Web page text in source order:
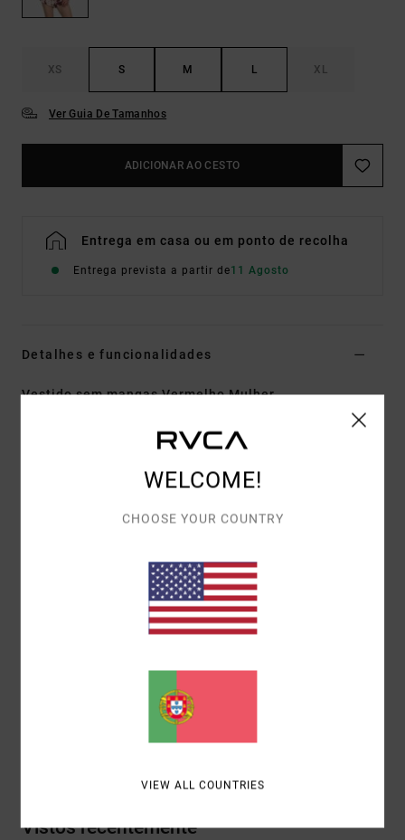
XS S M L XL
Ver Guia De Tamanhos
ADICIONAR AO CESTO
Entrega em casa ou em ponto de recolha
Entrega prevista a partir de11 Agosto
Detalhes e funcionalidades
Vestido sem mangas Vermelho Mulher
Cintado
Franzido smock totalmente elástico no corpete
Costura de cintura com formato em V
Emblema de metal com logótipo
Vistos recentemente
WELCOME!
CHOOSE YOUR COUNTRY
VIEW ALL COUNTRIES